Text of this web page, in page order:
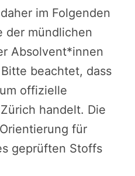
im Folgenden
der mündlichen
Absolvent*innen
beachtet, dass
offizielle
handelt. Die
für
geprüften Stoffs